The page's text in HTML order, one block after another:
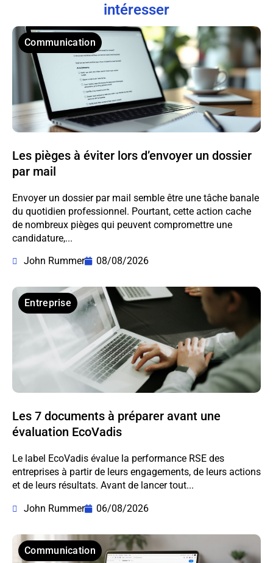
intéresser
Communication
Les pièges à éviter lors d’envoyer un dossier
par mail
Envoyer un dossier par mail semble être une tâche banale
du quotidien professionnel. Pourtant, cette action cache
de nombreux pièges qui peuvent compromettre une
candidature,...
John Rummer
08/08/2026
Entreprise
Les 7 documents à préparer avant une
évaluation EcoVadis
Le label EcoVadis évalue la performance RSE des
entreprises à partir de leurs engagements, de leurs actions
et de leurs résultats. Avant de lancer tout...
John Rummer
06/08/2026
Communication